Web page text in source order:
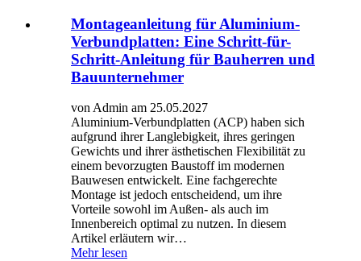
Montageanleitung für Aluminium-
Verbundplatten: Eine Schritt-für-
Schritt-Anleitung für Bauherren und
Bauunternehmer
von Admin am 25.05.2027
Aluminium-Verbundplatten (ACP) haben sich
aufgrund ihrer Langlebigkeit, ihres geringen
Gewichts und ihrer ästhetischen Flexibilität zu
einem bevorzugten Baustoff im modernen
Bauwesen entwickelt. Eine fachgerechte
Montage ist jedoch entscheidend, um ihre
Vorteile sowohl im Außen- als auch im
Innenbereich optimal zu nutzen. In diesem
Artikel erläutern wir…
Mehr lesen